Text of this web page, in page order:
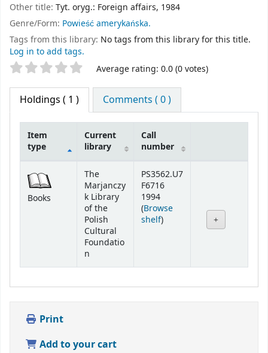
Other title: Tyt. oryg.: Foreign affairs, 1984
Genre/Form: Powieść amerykańska.
Tags from this library: No tags from this library for this title.
Log in to add tags.
Star ratings Average rating: 0.0 (0 votes)
Holdings ( 1 ) Comments ( 0 )
Item
type
Current
library
Call
number
Books
The
Marjanczy
k Library
of the
Polish
Cultural
Foundatio
n
PS3562.U7
F6716
1994
(Browse
shelf(Opens below)
)
Print
Add to your cart